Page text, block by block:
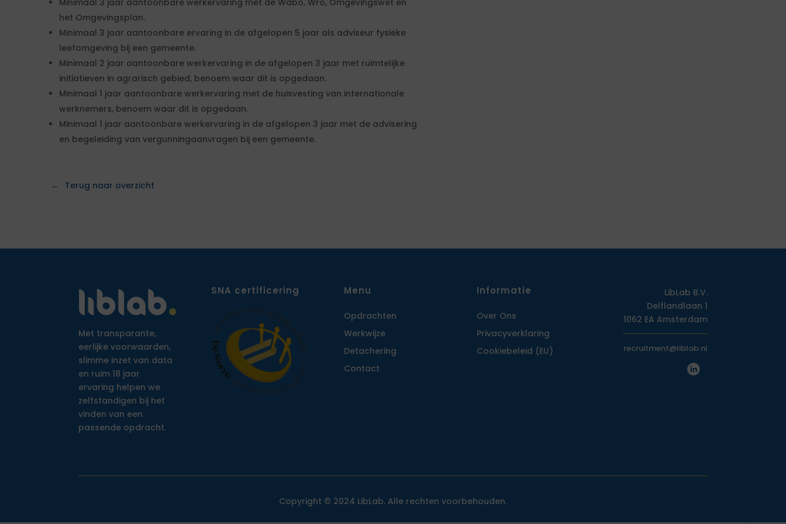
Minimaal 3 jaar aantoonbare werkervaring met de Wabo, Wro, Omgevingswet en
het Omgevingsplan.
Minimaal 3 jaar aantoonbare ervaring in de afgelopen 5 jaar als adviseur fysieke
leefomgeving bij een gemeente.
Minimaal 2 jaar aantoonbare werkervaring in de afgelopen 3 jaar met ruimtelijke
initiatieven in agrarisch gebied, benoem waar dit is opgedaan.
Minimaal 1 jaar aantoonbare werkervaring met de huisvesting van internationale
werknemers, benoem waar dit is opgedaan.
Minimaal 1 jaar aantoonbare werkervaring in de afgelopen 3 jaar met de advisering
en begeleiding van vergunningaanvragen bij een gemeente.
Terug naar overzicht
Met transparante,
eerlijke voorwaarden,
slimme inzet van data
en ruim 18 jaar
ervaring helpen we
zelfstandigen bij het
vinden van een
passende opdracht.
SNA certificering Menu
Opdrachten
Werkwijze
Detachering
Contact
Informatie
Over Ons
Privacy­verklaring
Cookiebeleid (EU)
LibLab B.V.
Delflandlaan 1
1062 EA Amsterdam
recruitment@liblab.nl
Copyright © 2024 LibLab. Alle rechten voorbehouden.